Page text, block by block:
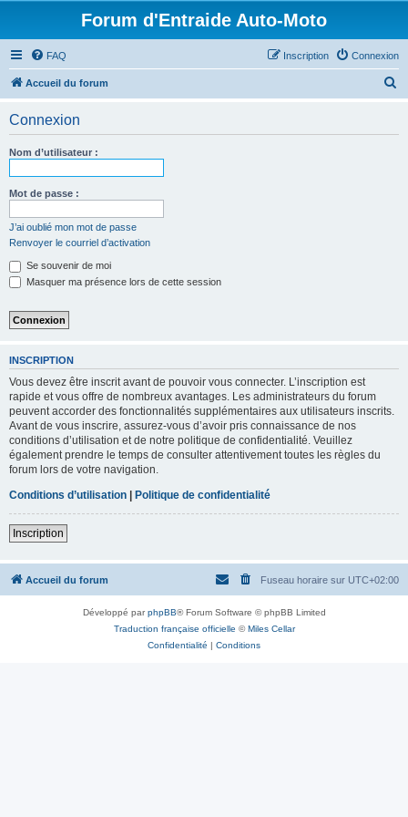
Forum d'Entraide Auto-Moto
FAQ Connexion
Inscription
Accueil du forum
Connexion
Nom d’utilisateur :
Mot de passe :
J’ai oublié mon mot de passe
Renvoyer le courriel d’activation
Se souvenir de moi
Masquer ma présence lors de cette session
INSCRIPTION
Vous devez être inscrit avant de pouvoir vous connecter. L’inscription est
rapide et vous offre de nombreux avantages. Les administrateurs du forum
peuvent accorder des fonctionnalités supplémentaires aux utilisateurs inscrits.
Avant de vous inscrire, assurez-vous d’avoir pris connaissance de nos
conditions d’utilisation et de notre politique de confidentialité. Veuillez
également prendre le temps de consulter attentivement toutes les règles du
forum lors de votre navigation.
Conditions d’utilisation | Politique de confidentialité
Inscription
Accueil du forum Fuseau horaire sur UTC+02:00
Développé parphpBB® Forum Software © phpBB Limited
Traduction française officielle ©Miles Cellar
Confidentialité | Conditions